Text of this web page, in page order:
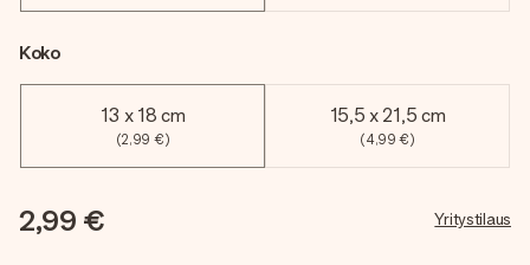
Koko
13 x 18 cm
(2,99 €)
15,5 x 21,5 cm
(4,99 €)
2,99 € Yritystilaus